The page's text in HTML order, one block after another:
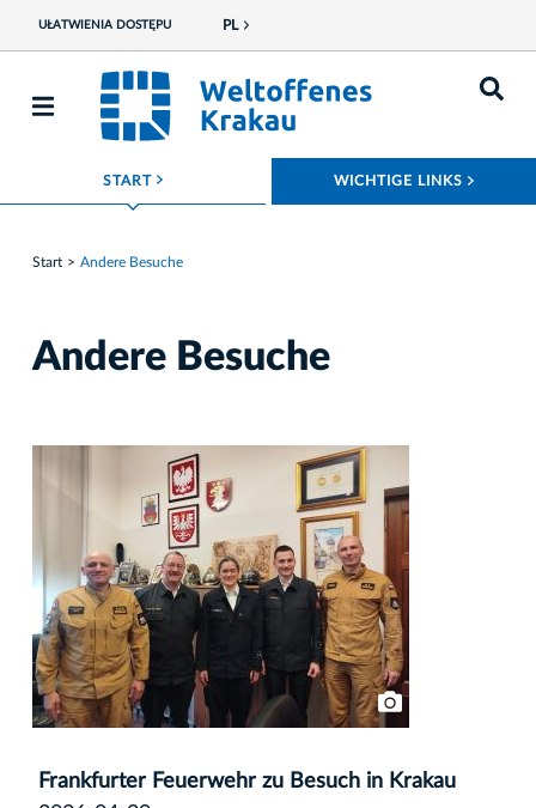
UŁATWIENIA DOSTĘPU PL
START ROZWIŃ MENU WICHTIGE LINKS
Start Andere Besuche
Andere Besuche
Frankfurter Feuerwehr zu Besuch in Krakau